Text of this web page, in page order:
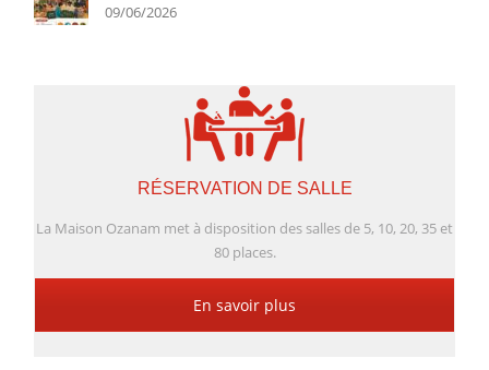
09/06/2026
RÉSERVATION DE SALLE
La Maison Ozanam met à disposition des salles de 5, 10, 20, 35 et
80 places.
En savoir plus